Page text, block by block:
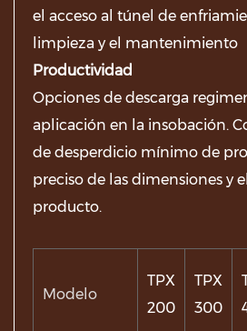
el acceso al túnel de
limpieza y el mantenimiento
Productividad
Opciones de descarga
aplicación en la insobación.
de desperdicio mínimo de
preciso de las dimensiones y
producto.
Modelo
TPX
200
TPX
300